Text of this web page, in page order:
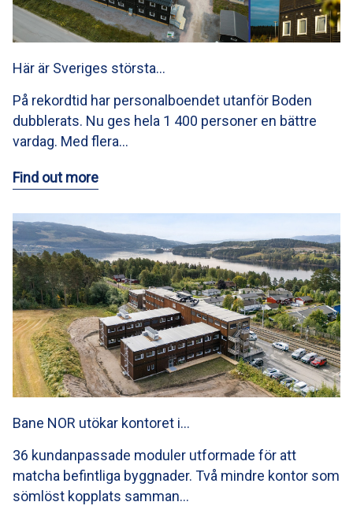
Här är Sveriges största…
På rekordtid har personalboendet utanför Boden
dubblerats. Nu ges hela 1 400 personer en bättre
vardag. Med flera…
Find out more
Bane NOR utökar kontoret i…
36 kundanpassade moduler utformade för att
matcha befintliga byggnader. Två mindre kontor som
sömlöst kopplats samman…